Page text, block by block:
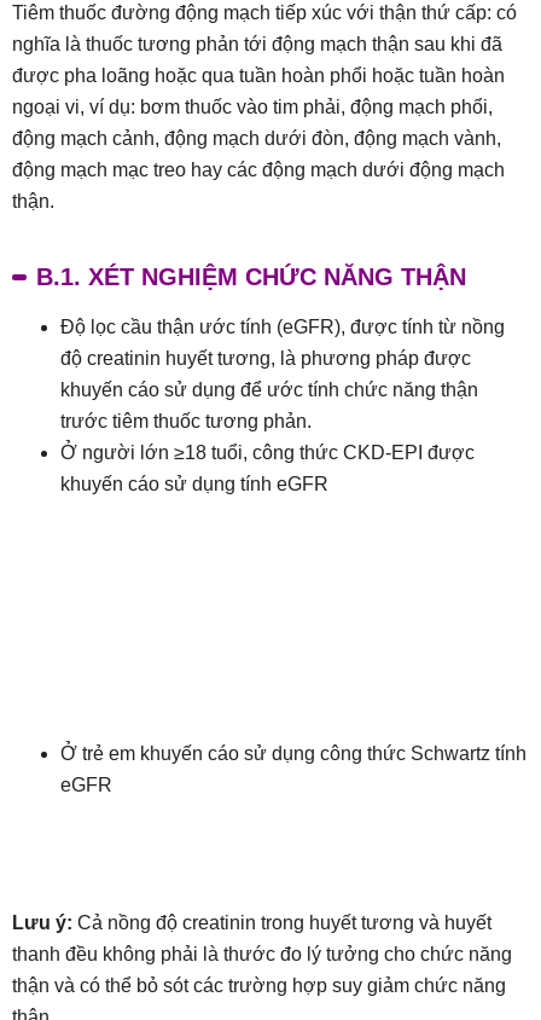
Tiêm thuốc đường động mạch tiếp xúc với thận thứ cấp: có
nghĩa là thuốc tương phản tới động mạch thận sau khi đã
được pha loãng hoặc qua tuần hoàn phổi hoặc tuần hoàn
ngoại vi, ví dụ: bơm thuốc vào tim phải, động mạch phổi,
động mạch cảnh, động mạch dưới đòn, động mạch vành,
động mạch mạc treo hay các động mạch dưới động mạch
thận.
B.1. XÉT NGHIỆM CHỨC NĂNG THẬN
Độ lọc cầu thận ước tính (eGFR), được tính từ nồng
độ creatinin huyết tương, là phương pháp được
khuyến cáo sử dụng để ước tính chức năng thận
trước tiêm thuốc tương phản.
Ở người lớn ≥18 tuổi, công thức CKD-EPI được
khuyến cáo sử dụng tính eGFR
Ở trẻ em khuyến cáo sử dụng công thức Schwartz tính
eGFR
Lưu ý: Cả nồng độ creatinin trong huyết tương và huyết
thanh đều không phải là thước đo lý tưởng cho chức năng
thận và có thể bỏ sót các trường hợp suy giảm chức năng